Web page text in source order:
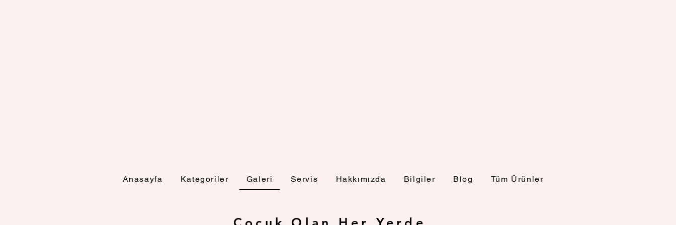
Anasayfa Kategoriler Galeri Servis Hakkımızda Bilgiler Blog Tüm Ürünler